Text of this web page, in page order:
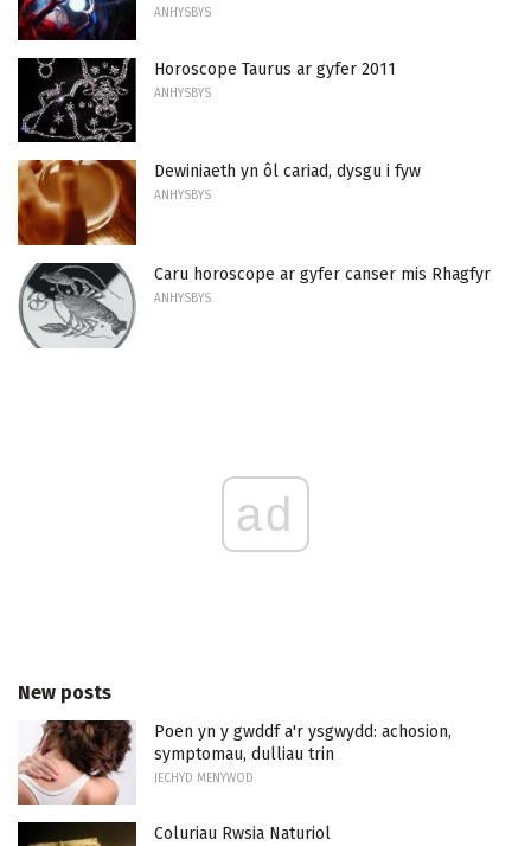
ANHYSBYS
Horoscope Taurus ar gyfer 2011
ANHYSBYS
Dewiniaeth yn ôl cariad, dysgu i fyw
ANHYSBYS
Caru horoscope ar gyfer canser mis Rhagfyr
ANHYSBYS
ad
New posts
Poen yn y gwddf a'r ysgwydd: achosion,
symptomau, dulliau trin
IECHYD MENYWOD
Coluriau Rwsia Naturiol